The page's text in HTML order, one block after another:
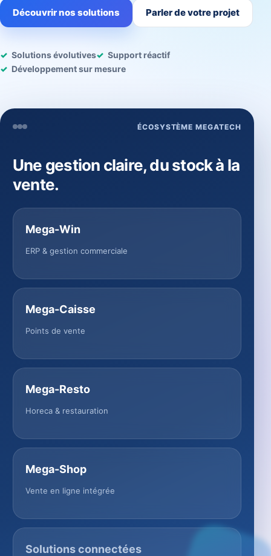
Découvrir nos solutions Parler de votre projet
Solutions évolutives
Support réactif
Développement sur mesure
ÉCOSYSTÈME MEGATECH
Une gestion claire, du stock à la
vente.
Mega-Win
ERP & gestion commerciale
Mega-Caisse
Points de vente
Mega-Resto
Horeca & restauration
Mega-Shop
Vente en ligne intégrée
Solutions connectées